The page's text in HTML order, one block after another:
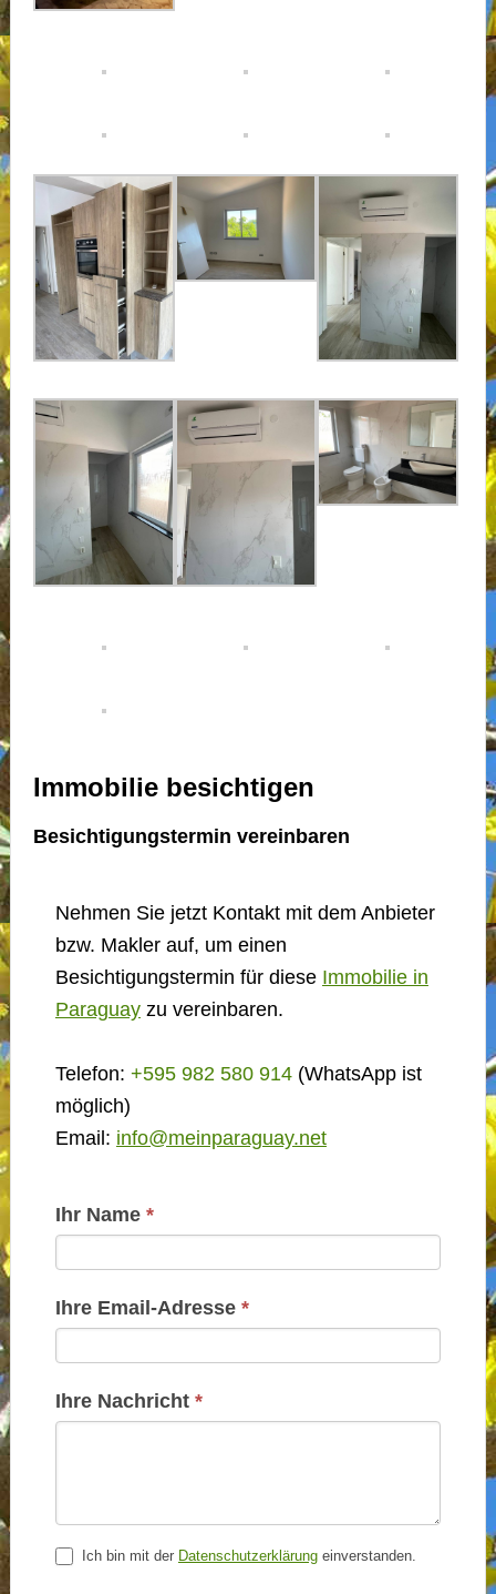
Immobilie besichtigen
Besichtigungstermin vereinbaren
Nehmen Sie jetzt Kontakt mit dem Anbieter
bzw. Makler auf, um einen
Besichtigungstermin für diese Immobilie in
Paraguayzu vereinbaren.
Telefon: +595 982 580 914(WhatsApp ist
möglich)
Email: info@meinparaguay.net
Kontakt
Basis
Ihr Name *
Ihre Email-Adresse *
Ihre Nachricht *
Ich bin mit der Datenschutzerklärungeinverstanden.